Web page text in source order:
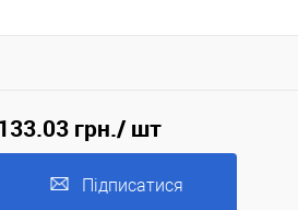
133.03 грн./ шт
Підписатися